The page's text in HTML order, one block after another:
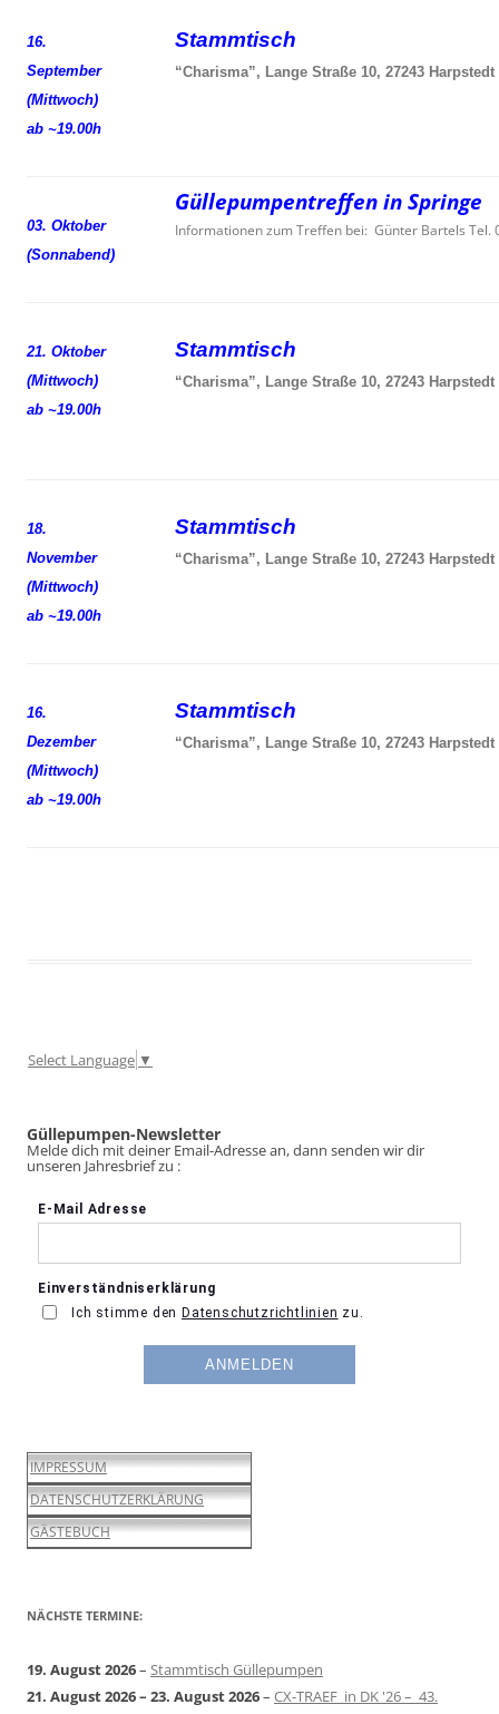
16.
September
(Mittwoch)
ab ~19.00h
Stammtisch
“Charisma”, Lange Straße 10, 27243 Harpstedt
03. Oktober
(Sonnabend)
Güllepumpentreffen in Springe
Informationen zum Treffen bei: Günter Bartels Tel.
21. Oktober
(Mittwoch)
ab ~19.00h
Stammtisch
“Charisma”, Lange Straße 10, 27243 Harpstedt
18.
November
(Mittwoch)
ab ~19.00h
Stammtisch
“Charisma”, Lange Straße 10, 27243 Harpstedt
16.
Dezember
(Mittwoch)
ab ~19.00h
Stammtisch
“Charisma”, Lange Straße 10, 27243 Harpstedt
Select Language ▼
Güllepumpen-Newsletter
Melde dich mit deiner Email-Adresse an, dann senden wir dir
unseren Jahresbrief zu :
IMPRESSUM
DATENSCHUTZERKLÄRUNG
GÄSTEBUCH
NÄCHSTE TERMINE:
19. August 2026– Stammtisch Güllepumpen
21. August 2026– 23. August 2026– CX-TRAEF in DK '26 – 43.